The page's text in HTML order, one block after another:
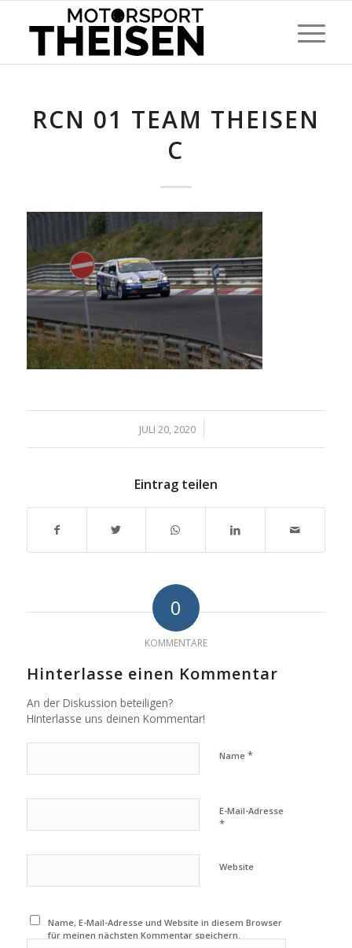
RCN 01 TEAM THEISEN
C
JULI 20, 2020
/
Eintrag teilen
0
KOMMENTARE
Hinterlasse einen Kommentar
An der Diskussion beteiligen?
Hinterlasse uns deinen Kommentar!
Name *
E-Mail-Adresse
*
Website
Name, E-Mail-Adresse und Website in diesem Browser
für meinen nächsten Kommentar speichern.